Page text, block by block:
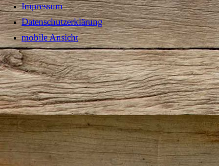
Impressum
Datenschutzerklärung
mobile Ansicht